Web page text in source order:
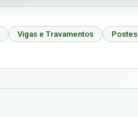
Vigas e Travamentos Postes